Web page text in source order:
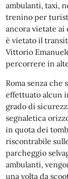
ambulanti, taxi,
trenino per
ancora vietate ai
è vietato il
Vittorio
percorrere in
Roma senza che
effettuato alcun
grado di
segnaletica
in quota dei
riscontrabile
parcheggio
ambulanti,
una volta da